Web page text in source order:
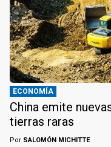
ECONOMÍA
China emite
tierras raras
Por SALOMÓN MICHITTE